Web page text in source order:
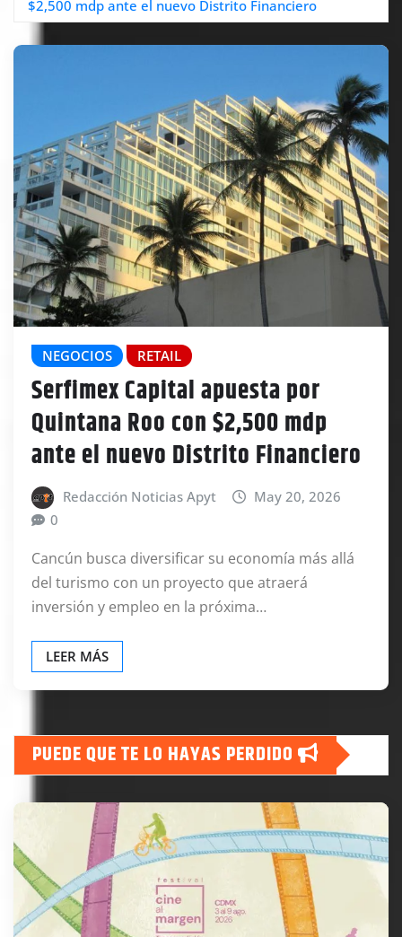
$2,500 mdp ante el nuevo Distrito Financiero
NEGOCIOS RETAIL
Serfimex Capital apuesta por
Quintana Roo con $2,500 mdp
ante el nuevo Distrito Financiero
Redacción Noticias Apyt
May 20, 2026
0
Cancún busca diversificar su economía más allá
del turismo con un proyecto que atraerá
inversión y empleo en la próxima…
LEER MÁS
PUEDE QUE TE LO HAYAS PERDIDO